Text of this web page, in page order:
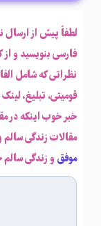
لطفاً پیش از ارسال
فارسی بنویسید و از
نظراتی که شامل
قومیتی، تبلیغ،
خبر خوب اینکه در
مقالات زندگی
موفق و زندگی سالم